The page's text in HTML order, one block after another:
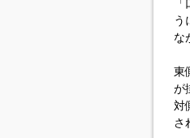
う
な
東
が
対
さ